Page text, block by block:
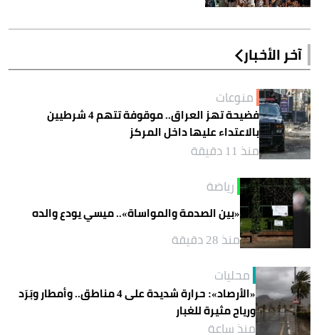
آخر الأخبار
منوعات
فضيحة تهز العراق.. موقوفة تتهم 4 شرطيين
بالاعتداء عليها داخل المركز
منذ 11 دقيقة
رياضة
«بين الصدمة والمواساة».. ميسي يودع والده
منذ 28 دقيقة
محليات
«الأرصاد»: حرارة شديدة على 4 مناطق.. وأمطار وبَرَد
ورياح مثيرة للغبار
منذ ساعة